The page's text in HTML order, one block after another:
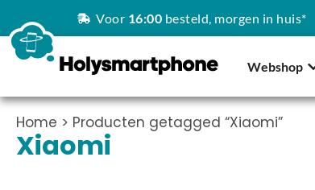
Voor 16:00 besteld, morgen in huis*
Webshop
Home > Producten getagged “Xiaomi”
Xiaomi